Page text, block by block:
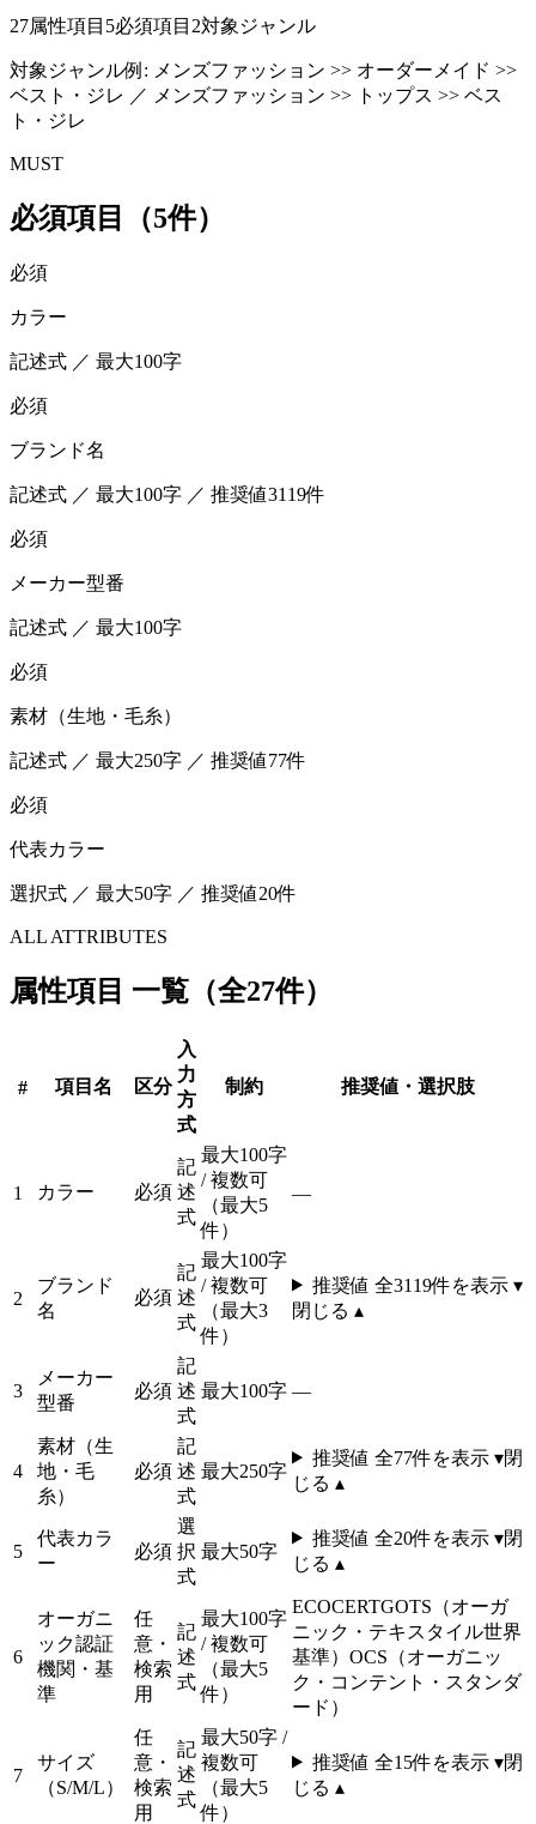
27属性項目 5必須項目 2対象ジャンル
対象ジャンル例: メンズファッション >> オーダーメイド >>
ベスト・ジレ ／ メンズファッション >> トップス >> ベス
ト・ジレ
MUST
必須項目（5件）
必須
カラー
記述式 ／ 最大100字
必須
ブランド名
記述式 ／ 最大100字 ／ 推奨値3119件
必須
メーカー型番
記述式 ／ 最大100字
必須
素材（生地・毛糸）
記述式 ／ 最大250字 ／ 推奨値77件
必須
代表カラー
選択式 ／ 最大50字 ／ 推奨値20件
ALL ATTRIBUTES
属性項目 一覧（全27件）
# 項目名 区分
入
力
方
式
制約 推奨値・選択肢
1 カラー 必須
記
述
式
最大100字
/ 複数可
（最大5
件）
—
2
ブランド
名
必須
記
述
式
最大100字
/ 複数可
（最大3
件）
推奨値 全3119件を表示 ▾
閉じる ▴
3
メーカー
型番
必須
記
述
式
最大100字 —
4
素材（生
地・毛
糸）
必須
記
述
式
最大250字
推奨値 全77件を表示 ▾閉
じる ▴
5
代表カラ
ー
必須
選
択
式
最大50字
推奨値 全20件を表示 ▾閉
じる ▴
6
オーガニ
ック認証
機関・基
準
任
意・
検索
用
記
述
式
最大100字
/ 複数可
（最大5
件）
ECOCERTGOTS（オーガ
ニック・テキスタイル世界
基準） OCS（オーガニッ
ク・コンテント・スタンダ
ード）
7
サイズ
（S/M/L）
任
意・
検索
用
記
述
式
最大50字 /
複数可
（最大5
件）
推奨値 全15件を表示 ▾閉
じる ▴